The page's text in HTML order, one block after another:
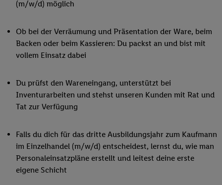
(m/w/d) möglich
Ob bei der Verräumung und Präsentation der Ware, beim
Backen oder beim Kassieren: Du packst an und bist mit
vollem Einsatz dabei
Du prüfst den Wareneingang, unterstützt bei
Inventurarbeiten und stehst unseren Kunden mit Rat und
Tat zur Verfügung
Falls du dich für das dritte Ausbildungsjahr zum Kaufmann
im Einzelhandel (m/w/d) entscheidest, lernst du, wie man
Personaleinsatzpläne erstellt und leitest deine erste
eigene Schicht